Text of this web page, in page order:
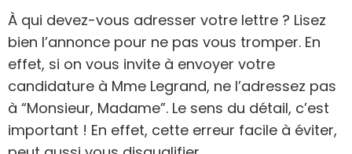
À qui devez-vous adresser votre lettre ? Lisez
bien l’annonce pour ne pas vous tromper. En
effet, si on vous invite à envoyer votre
candidature à Mme Legrand, ne l’adressez pas
à “Monsieur, Madame”. Le sens du détail, c’est
important ! En effet, cette erreur facile à éviter,